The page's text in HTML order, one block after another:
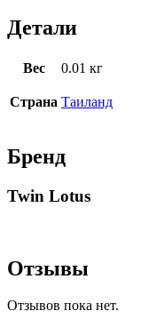
Детали
Вес 0.01 кг
Страна Таиланд
Бренд
Twin Lotus
Отзывы
Отзывов пока нет.